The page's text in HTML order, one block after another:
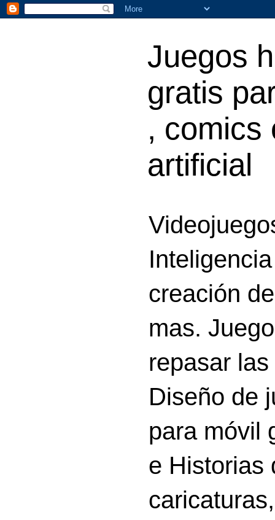
Juegos
gratis
, comics
artificial
creación
mas.
repasar
Diseño de
para móvil
e Historias